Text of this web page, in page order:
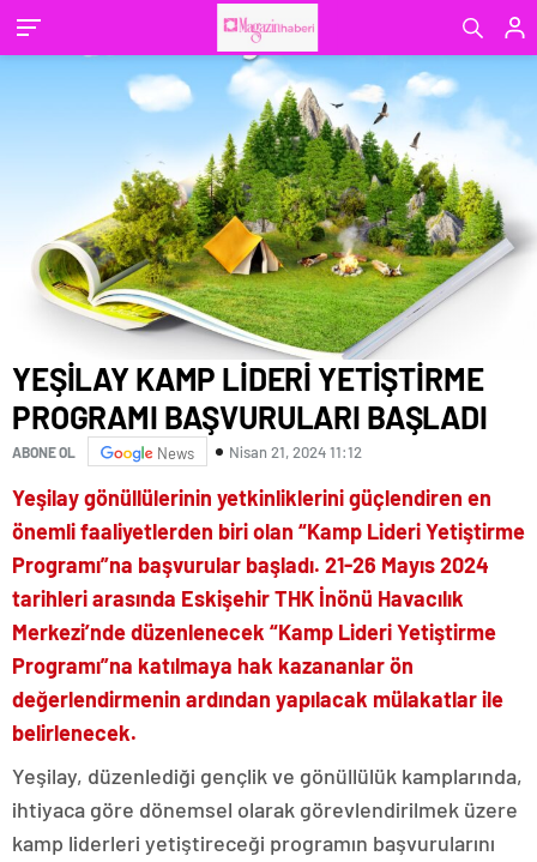
YEŞİLAY KAMP LİDERİ YETİŞTİRME
PROGRAMI BAŞVURULARI BAŞLADI
ABONE OL News Nisan 21, 2024 11:12
Yeşilay gönüllülerinin yetkinliklerini güçlendiren en
önemli faaliyetlerden biri olan “Kamp Lideri Yetiştirme
Programı”na başvurular başladı. 21-26 Mayıs 2024
tarihleri arasında Eskişehir THK İnönü Havacılık
Merkezi’nde düzenlenecek “Kamp Lideri Yetiştirme
Programı”na katılmaya hak kazananlar ön
değerlendirmenin ardından yapılacak mülakatlar ile
belirlenecek.
Yeşilay, düzenlediği gençlik ve gönüllülük kamplarında,
ihtiyaca göre dönemsel olarak görevlendirilmek üzere
kamp liderleri yetiştireceği programın başvurularını